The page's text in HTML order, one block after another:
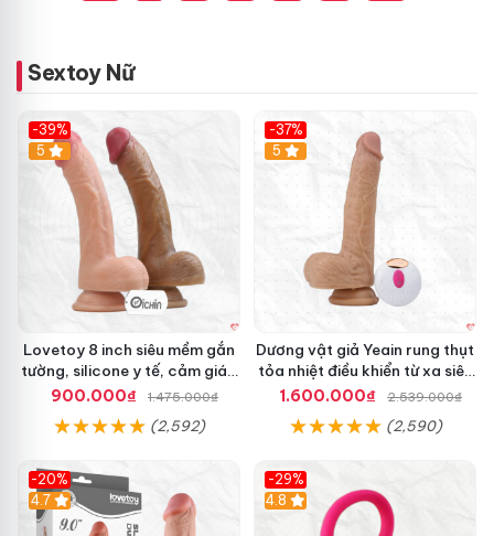
Sextoy Nữ
-39%
Hot
5
Lovetoy 8 inch siêu mềm gắn
tường, silicone y tế, cảm giác
thật
900.000₫ 1.475.000₫
(2,592)
-37%
5
Dương vật giả Yeain rung thụt
tỏa nhiệt điều khiển từ xa siêu
HOT
1.600.000₫ 2.539.000₫
(2,590)
-20%
Hot
4.7
-29%
Hot
4.8